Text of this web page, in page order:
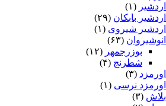
اردشیر (۱)
اردشیر بابکان (۲۹)
اردشیر شیروی (۱)
انوشیروان (۶۳)
بوزرجمهر (۱۲)
شطرنج (۴)
اورمزد (۳)
اورمزد نرسى‏ (۱)
بلاش (۳)